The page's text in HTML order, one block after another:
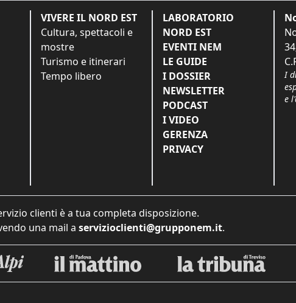
VIVERE IL NORD EST
Cultura, spettacoli e
mostre
Turismo e itinerari
Tempo libero
LABORATORIO
NORD EST
EVENTI NEM
LE GUIDE
I DOSSIER
NEWSLETTER
PODCAST
I VIDEO
GERENZA
PRIVACY
I
e
clienti è a tua completa disposizione.
una mail a servizioclienti@grupponem.it.